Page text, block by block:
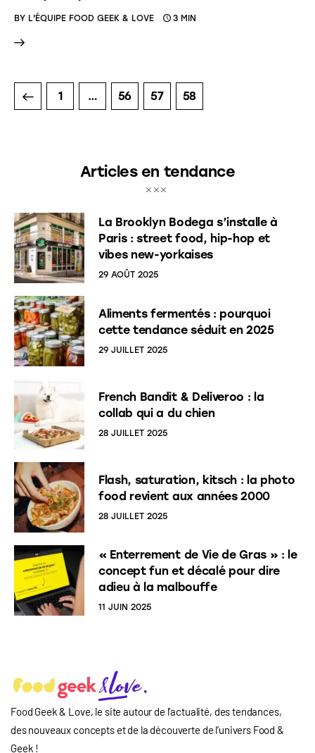
BY L'ÉQUIPE FOOD GEEK & LOVE 3 MIN
1 … 56 57 58
Articles en tendance
La Brooklyn Bodega s’installe à
Paris : street food, hip-hop et
vibes new-yorkaises
29 AOÛT 2025
Aliments fermentés : pourquoi
cette tendance séduit en 2025
29 JUILLET 2025
French Bandit & Deliveroo : la
collab qui a du chien
28 JUILLET 2025
Flash, saturation, kitsch : la photo
food revient aux années 2000
28 JUILLET 2025
« Enterrement de Vie de Gras » : le
concept fun et décalé pour dire
adieu à la malbouffe
11 JUIN 2025
Food Geek & Love, le site autour de l’actualité, des tendances,
des nouveaux concepts et de la découverte de l’univers Food&
Geek !